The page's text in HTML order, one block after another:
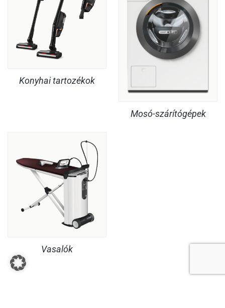
Konyhai tartozékok
Mosó-szárítógépek
Vasalók